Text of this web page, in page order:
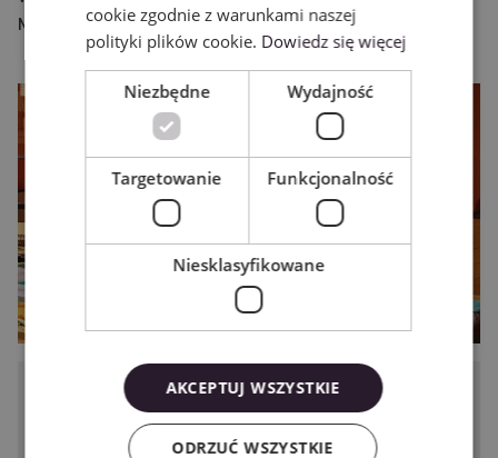
Mini 3 jest stworzona dla Ciebie!
Podziel się tym wpisem ze
znajomymi!
cookie zgodnie z warunkami naszej
polityki plików cookie. Dowiedz się więcej
Niezbędne Wydajność
Targetowanie Funkcjonalność
Niesklasyfikowane
AKCEPTUJ WSZYSTKIE
ODRZUĆ WSZYSTKIE